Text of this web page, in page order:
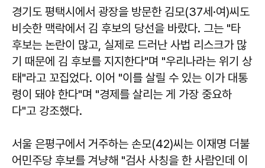
경기도 평택시에서 광장을 방문한 김모(37세·여)씨도
비슷한 맥락에서 김 후보의 당선을 바랐다. 그는 "타
후보는 논란이 많고, 실제로 드러난 사법 리스크가 많
기 때문에 김 후보를 지지한다"며 "우리나라는 위기 상
태"라고 꼬집었다. 이어 "이를 살릴 수 있는 이가 대통
령이 돼야 한다"며 "경제를 살리는 게 가장 중요하
다"고 강조했다.
서울 은평구에서 거주하는 손모(42)씨는 이재명 더불
어민주당 후보를 겨냥해 "검사 사칭을 한 사람인데 이